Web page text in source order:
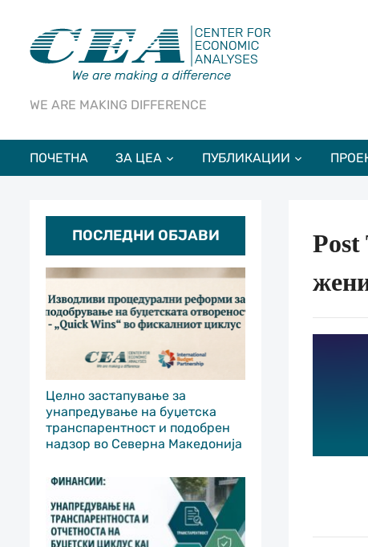
WE ARE MAKING DIFFERENCE
ПОЧЕТНА ЗА ЦЕА ПУБЛИКАЦИИ
ПОСЛЕДНИ ОБЈАВИ
Целно застапување за
унапредување на буџетска
транспарентност и подобрен
надзор во Северна Македонија
Post